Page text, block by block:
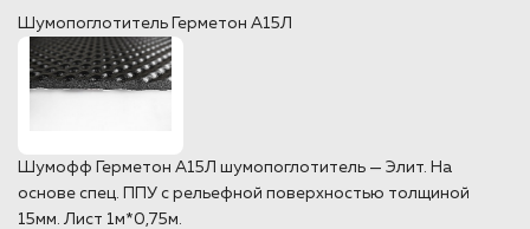
Шумопоглотитель Герметон А15Л
Шумофф Герметон А15Л шумопоглотитель — Элит. На
основе спец. ППУ с рельефной поверхностью толщиной
15мм. Лист 1м*0,75м.